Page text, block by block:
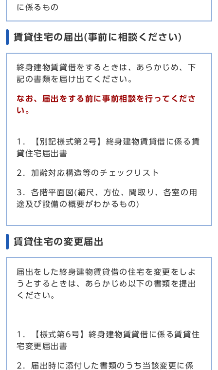
に係るもの
賃貸住宅の届出(事前に相談ください)
終身建物賃貸借をするときは、あらかじめ、下
記の書類を届け出てください。
なお、届出をする前に事前相談を行ってくださ
い。
1．【別記様式第2号】終身建物賃貸借に係る賃
貸住宅届出書
2．加齢対応構造等のチェックリスト
3．各階平面図(縮尺、方位、間取り、各室の用
途及び設備の概要がわかるもの)
賃貸住宅の変更届出
届出をした終身建物賃貸借の住宅を変更をしよ
うとするときは、あらかじめ以下の書類を提出
ください。
1．【様式第6号】終身建物賃貸借に係る賃貸住
宅変更届出書
2．届出時に添付した書類のうち当該変更に係